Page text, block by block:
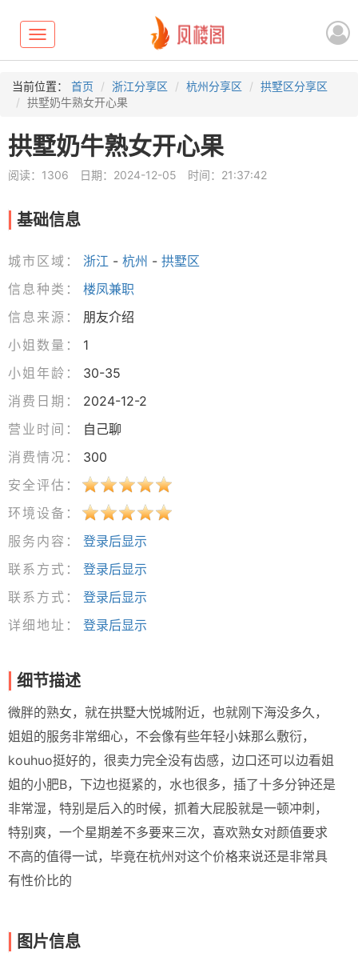
Toggle
navigation
当前位置： 首页 浙江分享区 杭州分享区
拱墅区分享区
拱墅奶牛熟女开心果
拱墅奶牛熟女开心果
阅读：1306 日期：2024-12-05 时间：21:37:42
基础信息
城市区域： 浙江 - 杭州 - 拱墅区
信息种类：
楼凤兼职
信息来源：
朋友介绍
小姐数量：
1
小姐年龄：
30-35
消费日期：
2024-12-2
营业时间：
自己聊
消费情况：
300
安全评估：
环境设备：
服务内容：
登录后显示
联系方式：
登录后显示
联系方式：
登录后显示
详细地址：
登录后显示
细节描述
微胖的熟女，就在拱墅大悦城附近，也就刚下海没多久，
姐姐的服务非常细心，不会像有些年轻小妹那么敷衍，
kouhuo挺好的，很卖力完全没有齿感，边口还可以边看姐
姐的小肥B，下边也挺紧的，水也很多，插了十多分钟还是
非常湿，特别是后入的时候，抓着大屁股就是一顿冲刺，
特别爽，一个星期差不多要来三次，喜欢熟女对颜值要求
不高的值得一试，毕竟在杭州对这个价格来说还是非常具
有性价比的
图片信息